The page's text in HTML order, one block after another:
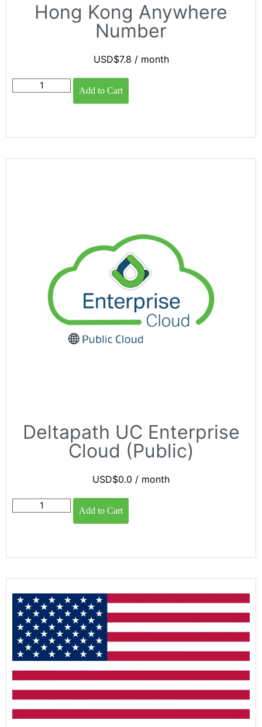
Hong Kong Anywhere
Number
USD$7.8 / month
Add to Cart
Deltapath UC Enterprise
Cloud (Public)
USD$0.0 / month
Add to Cart